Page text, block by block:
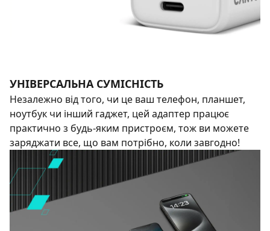
УНІВЕРСАЛЬНА СУМІСНІСТЬ
Незалежно від того, чи це ваш телефон, планшет,
ноутбук чи інший гаджет, цей адаптер працює
практично з будь-яким пристроєм, тож ви можете
заряджати все, що вам потрібно, коли завгодно!